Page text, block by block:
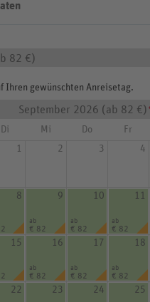
82 €)
Ihren gewünschten Anreisetag.
September 2026 (ab 82 €)
Di Mi Do Fr
1
2 3 4
8 9
ab
€ 82
10
ab
€ 82
11
ab
€ 82
15 16
ab
€ 82
17
ab
€ 82
18
ab
€ 82
22 23 24 25